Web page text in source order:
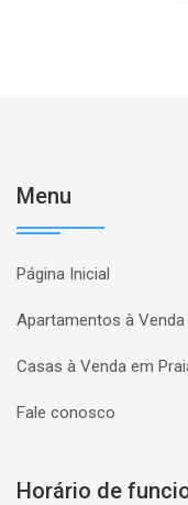
Menu
Página Inicial
Apartamentos à Venda
Casas à Venda em
Fale conosco
Horário de